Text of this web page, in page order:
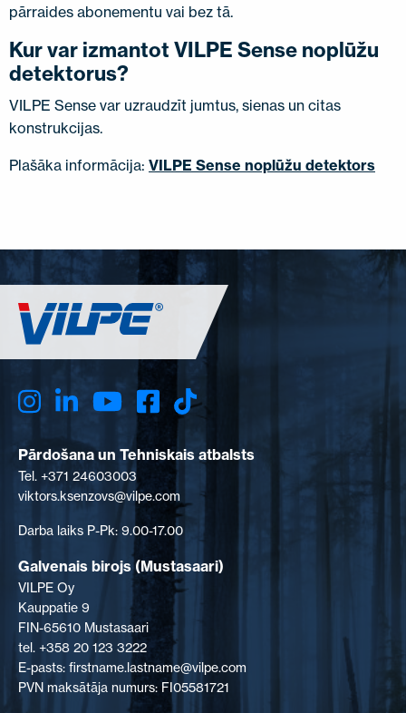
pārraides abonementu vai bez tā.
Kur var izmantot VILPE Sense noplūžu
detektorus?
VILPE Sense var uzraudzīt jumtus, sienas un citas
konstrukcijas.
Plašāka informācija: VILPE Sense noplūžu detektors
Pārdošana un Tehniskais atbalsts
Tel. +371 24603003
viktors.ksenzovs@vilpe.com
Darba laiks P-Pk: 9.00-17.00
Galvenais birojs (Mustasaari)
VILPE Oy
Kauppatie 9
FIN-65610 Mustasaari
tel. +358 20 123 3222
E-pasts: firstname.lastname@vilpe.com
PVN maksātāja numurs: FI05581721